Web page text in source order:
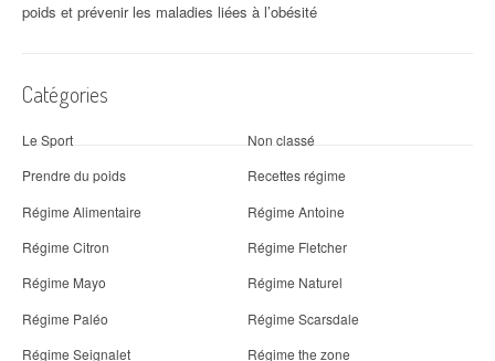
poids et prévenir les maladies liées à l’obésité
Catégories
Le Sport
Non classé
Prendre du poids
Recettes régime
Régime Alimentaire
Régime Antoine
Régime Citron
Régime Fletcher
Régime Mayo
Régime Naturel
Régime Paléo
Régime Scarsdale
Régime Seignalet
Régime the zone